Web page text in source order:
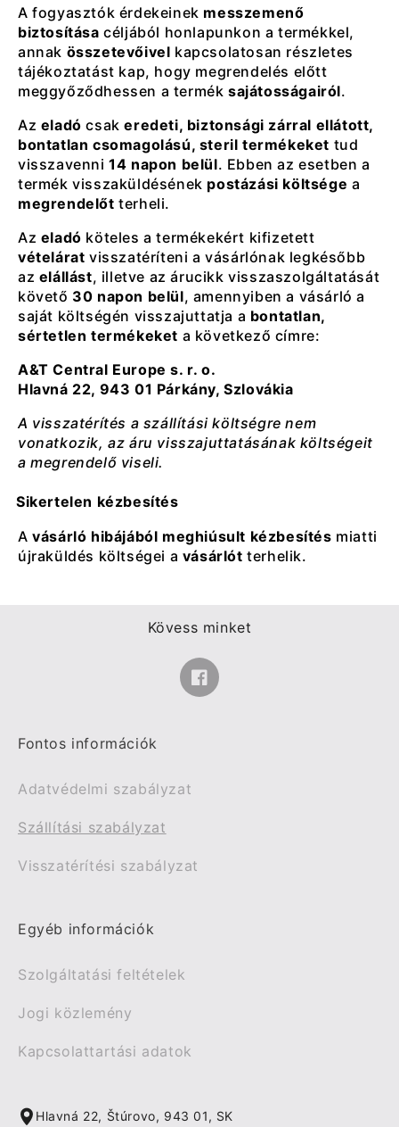
A fogyasztók érdekeinek messzemenő
biztosítása céljából honlapunkon a termékkel,
annak összetevőivel kapcsolatosan részletes
tájékoztatást kap, hogy megrendelés előtt
meggyőződhessen a terméksajátosságairól.
Az eladó csakeredeti, biztonsági zárral ellátott,
bontatlan csomagolású, steril termékeket tud
visszavenni14 napon belül. Ebben az esetben a
termék visszaküldésének postázási költsége a
megrendelőt terheli.
Az eladó köteles a termékekért kifizetett
vételárat visszatéríteni a vásárlónak legkésőbb
az elállást, illetve az árucikk visszaszolgáltatását
követő 30 napon belül, amennyiben a vásárló a
saját költségén visszajuttatja a bontatlan,
sértetlen termékeket a következő címre:
A&T Central Europe s. r. o.
Hlavná 22, 943 01 Párkány, Szlovákia
A visszatérítés a szállítási költségre nem
vonatkozik, az áru visszajuttatásának költségeit
a megrendelő viseli.
Sikertelen kézbesítés
Avásárló hibájából meghiúsult kézbesítés miatti
újraküldés költségei a vásárlót terhelik.
Kövess minket
Facebook
Fontos információk
Adatvédelmi szabályzat
Szállítási szabályzat
Visszatérítési szabályzat
Egyéb információk
Szolgáltatási feltételek
Jogi közlemény
Kapcsolattartási adatok
Hlavná 22, Štúrovo, 943 01, SK